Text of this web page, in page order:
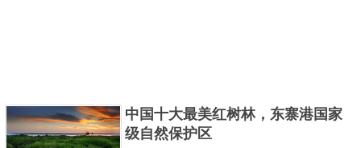
中国十大最美红树林，东寨港国家
级自然保护区